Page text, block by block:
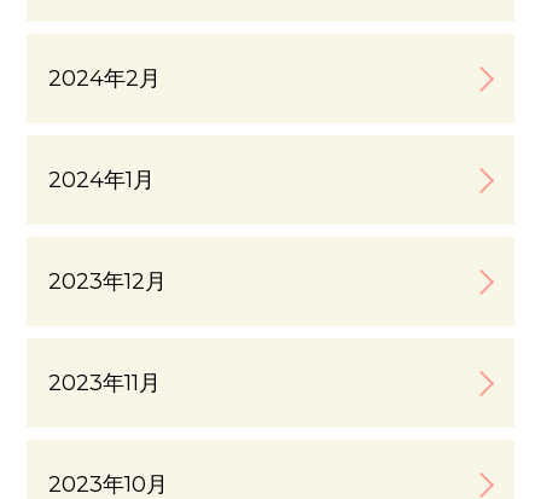
2024年2月
2024年1月
2023年12月
2023年11月
2023年10月